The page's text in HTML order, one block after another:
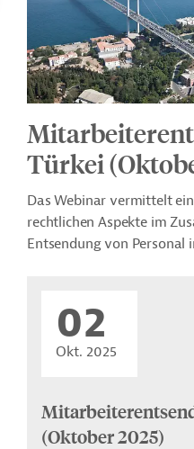
Türkei
Das Webinar vermittelt
rechtlichen Aspekte im
Entsendung von Personal
02
Okt. 2025
(Oktober 2025)